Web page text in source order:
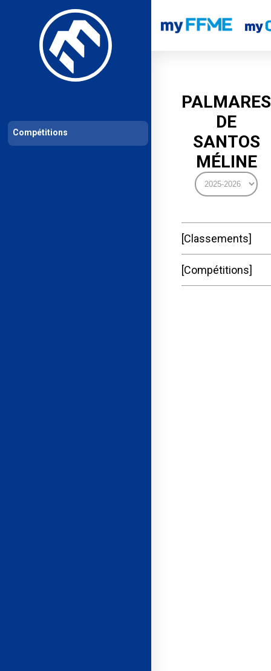
Les compétitions Calendrier de compétitions Classements
PALMARES
DE
SANTOS
MÉLINE
Classements
Compétitions
Compétitions